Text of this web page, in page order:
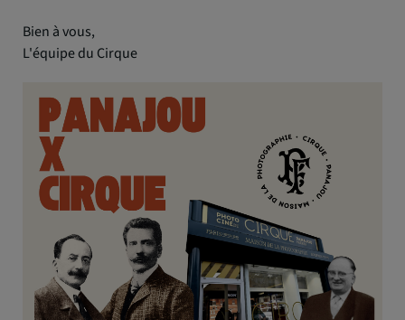
Bien à vous,
L'équipe du Cirque